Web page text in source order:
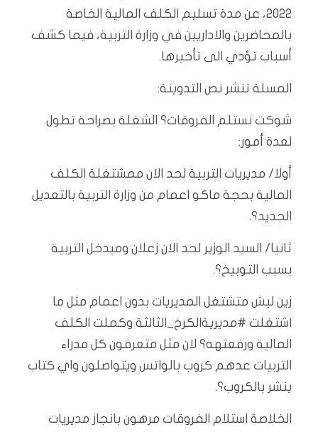
2022، عن مدة تسليم الكلف المالية الخاصة
بالمحاضرين والاداريين في وزارة التربية، فيما كشف
أسباب تؤدي الى تأخيرها.
المسلة تنشر نص التدوينة:
شوكت نستلم الفروقات؟ الشغلة بصراحة تطول
لعدة أمور:
أولا/ مديريات التربية لحد الان ممشتغلة الكلف
المالية بحجة ماكو اعمام من وزارة التربية بالتعديل
الجديد؟.
ثانيا/ السيد الوزير لحد الان زعلان وميدخل التربية
بسبب التوبيخ؟.
زين ليش متشتغل المديريات بدون اعمام مثل ما
اشتغلت #مديريةالكرخ_الثالثة وكملت الكلف
المالية ورفعتهه؟ لان مثل متعرفون كل مدراء
التربيات عدهم كروب بالواتس ويتواصلون واي كتاب
ينشر بالكروب؟.
الخلاصة استلام الفروقات مرهون بانجاز مديريات